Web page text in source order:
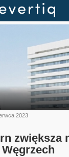
2023
zwiększa